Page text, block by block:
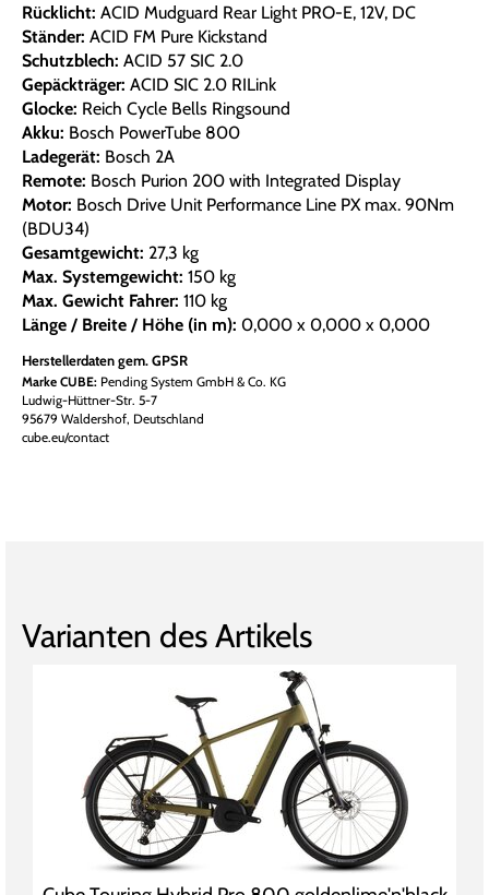
Rücklicht: ACID Mudguard Rear Light PRO-E, 12V, DC
Ständer: ACID FM Pure Kickstand
Schutzblech: ACID 57 SIC 2.0
Gepäckträger: ACID SIC 2.0 RILink
Glocke: Reich Cycle Bells Ringsound
Akku: Bosch PowerTube 800
Ladegerät: Bosch 2A
Remote: Bosch Purion 200 with Integrated Display
Motor: Bosch Drive Unit Performance Line PX max. 90Nm
(BDU34)
Gesamtgewicht: 27,3 kg
Max. Systemgewicht: 150 kg
Max. Gewicht Fahrer: 110 kg
Länge / Breite / Höhe (in m): 0,000 x 0,000 x 0,000
Herstellerdaten gem. GPSR
Marke CUBE: Pending System GmbH & Co. KG
Ludwig-Hüttner-Str. 5-7
95679 Waldershof, Deutschland
cube.eu/contact
Varianten des Artikels